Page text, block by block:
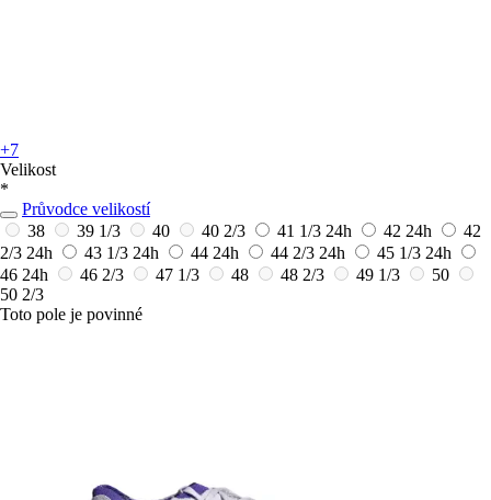
+7
Velikost
*
Průvodce velikostí
38
39 1/3 40 40 2/3 41 1/3 24h 42 24h
42
2/3 24h 43 1/3 24h 44 24h 44 2/3 24h 45 1/3 24h
46 24h 46 2/3 47 1/3 48 48 2/3 49 1/3
50
50 2/3
Toto pole je povinné